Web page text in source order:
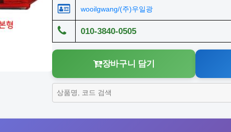
wooilgwang/(주)우일광
010-3840-0505
장바구니 담기